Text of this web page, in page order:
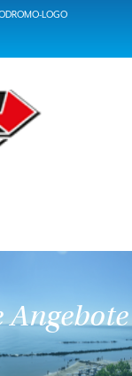
LOGO
Angebote